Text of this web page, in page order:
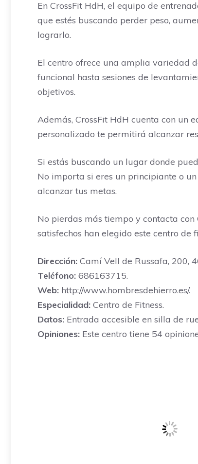
En CrossFit HdH, el equipo de
que estés buscando perder peso,
lograrlo.
El centro ofrece una amplia variedad
funcional hasta sesiones de
objetivos.
Además, CrossFit HdH cuenta con un
personalizado te permitirá alcanzar
Si estás buscando un lugar donde
No importa si eres un principiante o
alcanzar tus metas.
No pierdas más tiempo y contacta
satisfechos han elegido este centro de
Dirección: Camí Vell de Russafa, 200,
Teléfono: 686163715.
Web: http://www.hombresdehierro.es/.
Especialidad: Centro de Fitness.
Datos: Entrada accesible en silla de
Opiniones: Este centro tiene 54